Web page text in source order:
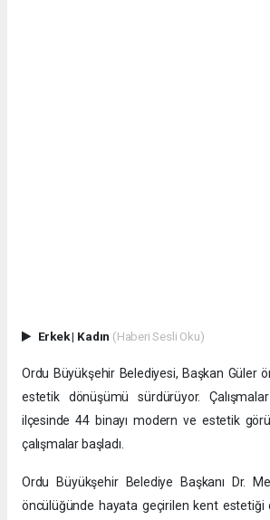
Erkek| Kadın (Haberi Sesli Oku)
Ordu Büyükşehir Belediyesi, Başkan Güler
estetik dönüşümü sürdürüyor.
ilçesinde 44 binayı modern ve estetik
çalışmalar başladı.
Ordu Büyükşehir Belediye Başkanı Dr.
öncülüğünde hayata geçirilen kent estetiği